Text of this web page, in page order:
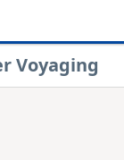
Voyaging